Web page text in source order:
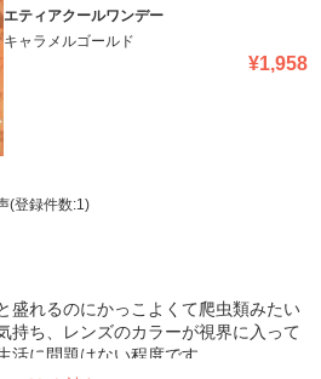
エティアクールワンデー
キャラメルゴールド
¥1,958
(登録件数:1)
盛れるのにかっこよくて爬虫類みたい
持ち、レンズのカラーが視界に入って
活に問題はない程度です。